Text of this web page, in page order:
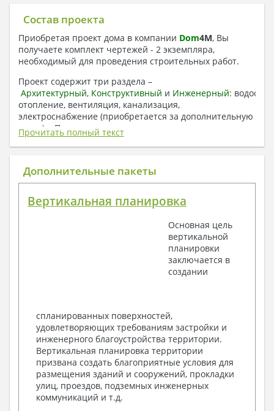
Состав проекта
Приобретая проект дома в компании Dom4M, Вы
получаете комплект чертежей - 2 экземпляра,
необходимый для проведения строительных работ.
Проект содержит три раздела –
Архитектурный, Конструктивный и Инженерный:
отопление, вентиляция, канализация,
электроснабжение (приобретается за дополнительную
плату) + Пояснительная записка.
1. Архитектурный раздел:
Общие данные по проекту
Поэтажные маркировочные планы с
Разрезы и состав конструкций
Фасады с ведомостью внешних отделок
Элементы проемов – спецификация
Ведомость перемычек – сечения и
Архитектурные узлы в конструкциях
2. Конструктивный раздел:
Общие данные по проекту
Схемы расположения и расчеты фундаментов
Элементы каркаса – схемы расположения
Схема расположения перекрытий
Опоры перекрытия на стены или Узлы
Прочитать полный текст
Дополнительные пакеты
Вертикальная планировка
Основная цель
вертикальной
планировки
заключается в
создании
спланированных поверхностей,
удовлетворяющих требованиям застройки и
инженерного благоустройства территории.
Вертикальная планировка территории
призвана создать благоприятные условия для
размещения зданий и сооружений, прокладки
улиц, проездов, подземных инженерных
коммуникаций и т.д.